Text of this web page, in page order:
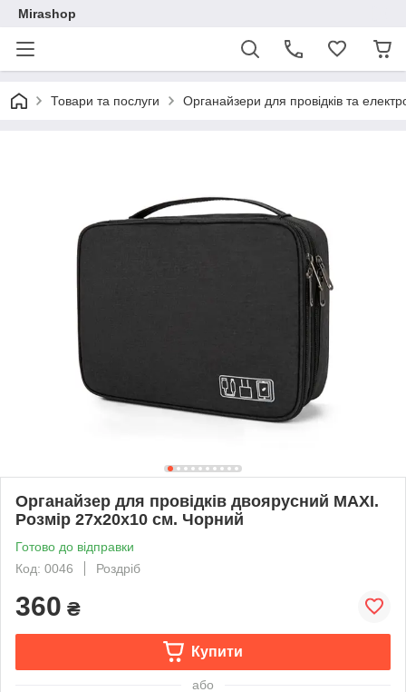
Mirashop
Товари та послуги Органайзери для провідків та
Органайзер для провідків двоярусний MAXI.
Розмір 27х20х10 см. Чорний
Готово до відправки
Код: 0046
Роздріб
360 ₴
Купити
або